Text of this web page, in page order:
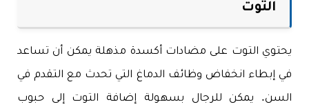
التوت
يحتوي التوت على مضادات أكسدة مذهلة يمكن أن تساعد
في إبطاء انخفاض وظائف الدماغ التي تحدث مع التقدم في
السن. يمكن للرجال بسهولة إضافة التوت إلى حبوب